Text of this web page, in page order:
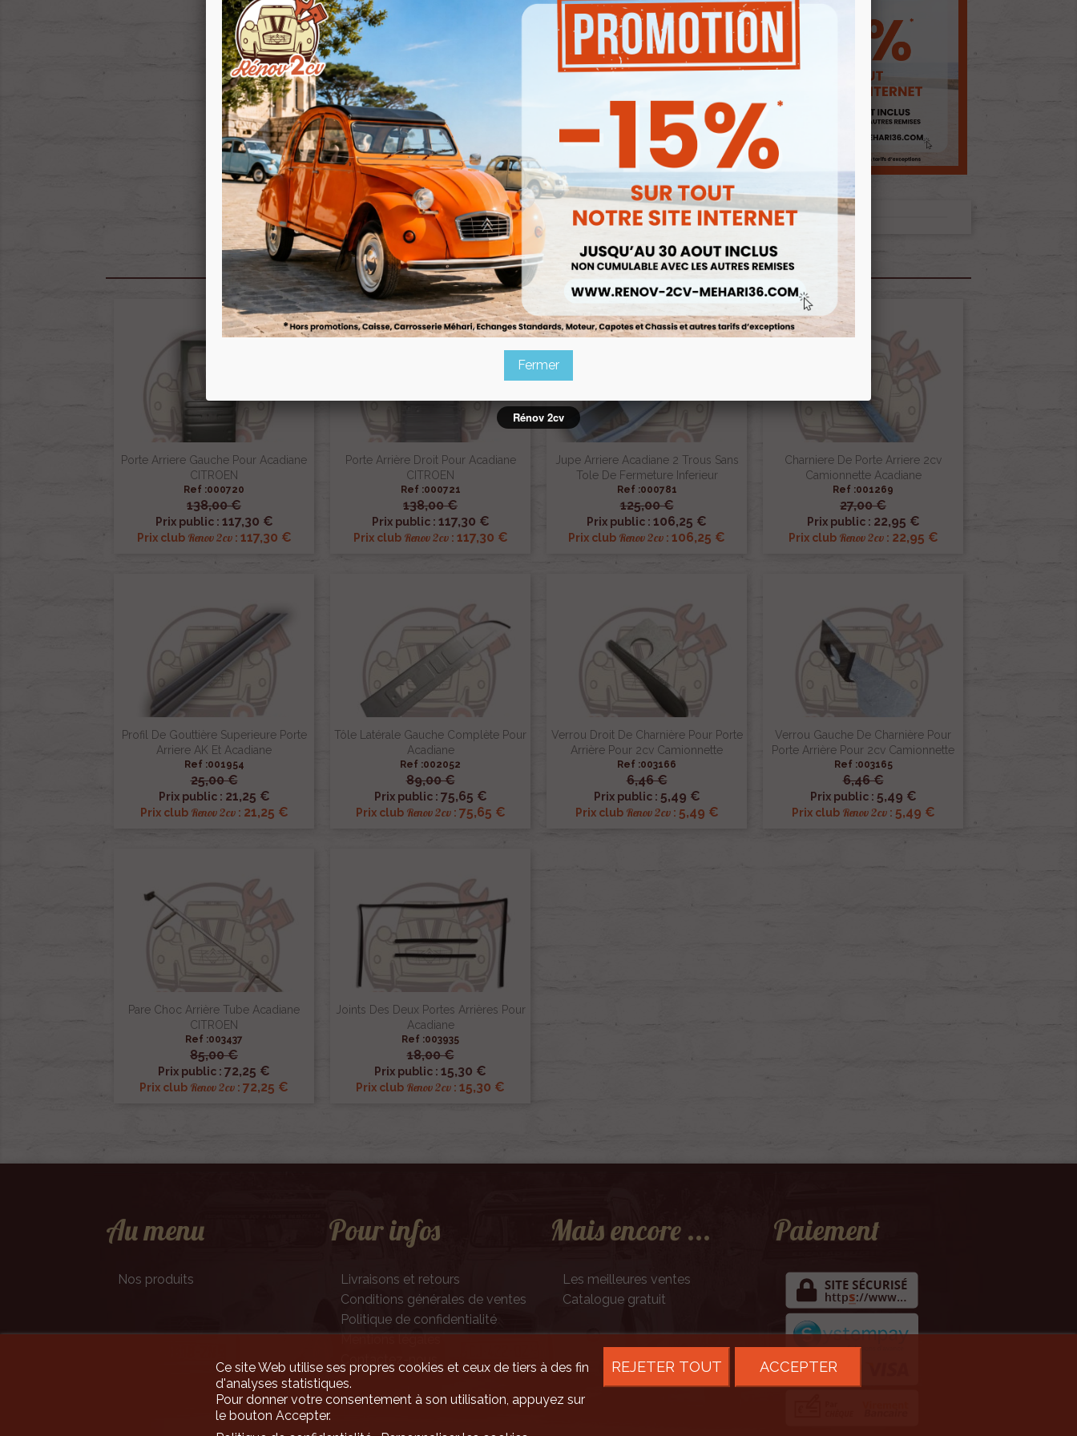
Produits associés
Porte Arriere Gauche Pour Acadiane
CITROEN
Ref :000720
138,00 €
Prix public : 117,30 €
Prix club Renov 2cv: 117,30 €
 Aperçu rapide
Porte Arrière Droit Pour Acadiane
CITROEN
Ref :000721
138,00 €
Prix public : 117,30 €
Prix club Renov 2cv: 117,30 €
 Aperçu rapide
Jupe Arriere Acadiane 2 Trous Sans
Tole De Fermeture Inferieur
Ref :000781
125,00 €
Prix public : 106,25 €
Prix club Renov 2cv : 106,25 €
 Aperçu rapide
Charniere De Porte Arriere 2cv
Camionnette Acadiane
Ref :001269
27,00 €
Prix public : 22,95 €
Prix club Renov 2cv: 22,95 €
 Aperçu rapide
Profil De Gouttière Superieure Porte
Arriere AK Et Acadiane
Ref :001954
25,00 €
Prix public : 21,25 €
Prix club Renov 2cv: 21,25 €
 Aperçu rapide
Tôle Latérale Gauche Complète Pour
Acadiane
Ref :002052
89,00 €
Prix public : 75,65 €
Prix club Renov 2cv: 75,65 €
 Aperçu rapide
Verrou Droit De Charnière Pour Porte
Arrière Pour 2cv Camionnette
Ref :003166
6,46 €
Prix public : 5,49 €
Prix club Renov 2cv: 5,49 €
 Aperçu rapide
Verrou Gauche De Charnière Pour
Porte Arrière Pour 2cv Camionnette
Ref :003165
6,46 €
Prix public : 5,49 €
Prix club Renov 2cv: 5,49 €
 Aperçu rapide
Pare Choc Arrière Tube Acadiane
CITROEN
Ref :003437
85,00 €
Prix public : 72,25 €
Prix club Renov 2cv : 72,25 €
 Aperçu rapide
Joints Des Deux Portes Arrières Pour
Acadiane
Ref :003935
18,00 €
Prix public : 15,30 €
Prix club Renov 2cv : 15,30 €
 Aperçu rapide
Au menu
Nos produits
Pour infos
Livraisons et retours
Conditions générales de ventes
Politique de confidentialité
Contactez-nous
Mais encore ...
Les meilleures ventes
Catalogue gratuit
Paiement
Ce site Web utilise ses propres cookies et ceux de tiers à des fin
d'analyses statistiques.
Pour donner votre consentement à son utilisation, appuyez sur
le bouton Accepter.
REJETER TOUT ACCEPTER
Fermer
Rénov 2cv